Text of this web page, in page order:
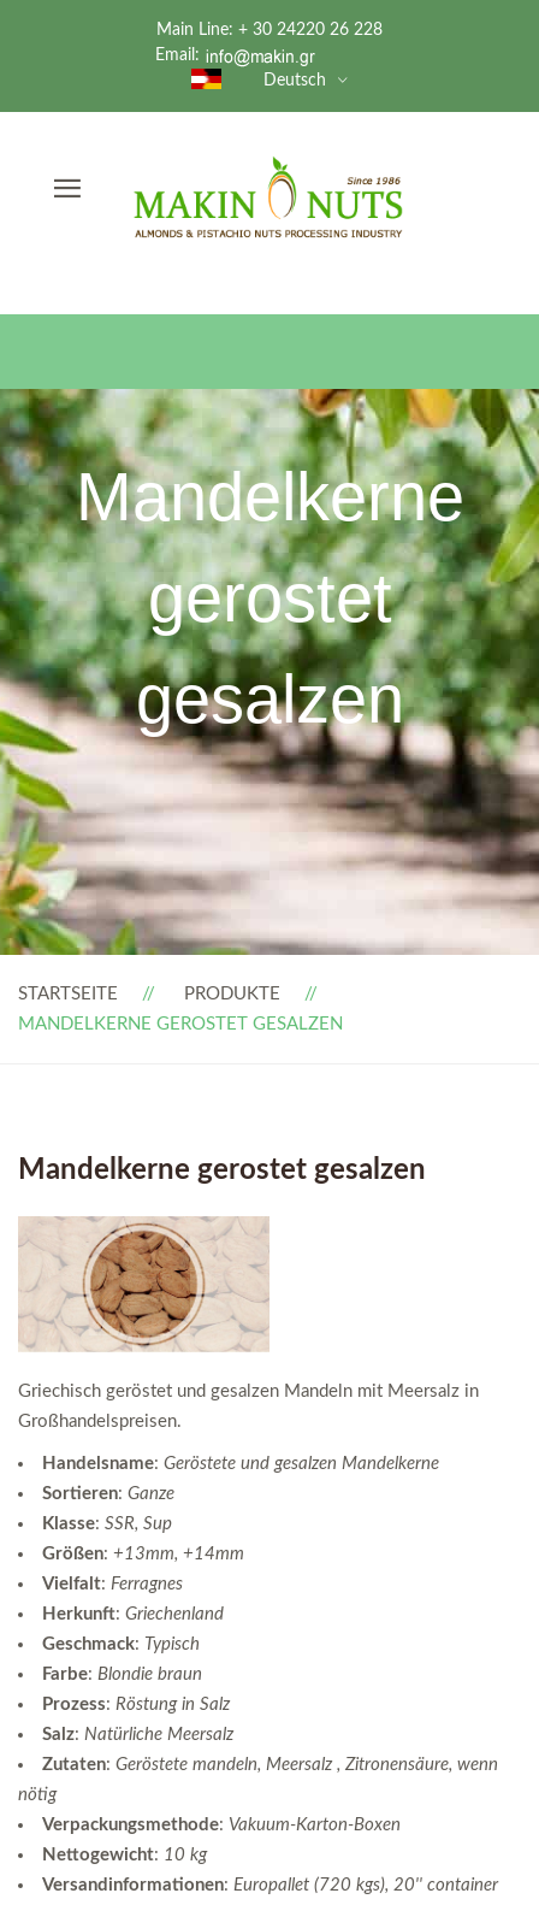
Main Line: + 30 24220 26 228
Email:
Deutsch
Mandelkerne
gerostet
gesalzen
STARTSEITE
PRODUKTE
MANDELKERNE GEROSTET GESALZEN
Mandelkerne gerostet gesalzen
Griechisch geröstet und gesalzen Mandeln mit Meersalz in
Großhandelspreisen.
Handelsname: Geröstete und gesalzen Mandelkerne
Sortieren: Ganze
Klasse: SSR, Sup
Größen: +13mm, +14mm
Vielfalt: Ferragnes
Herkunft: Griechenland
Geschmack: Typisch
Farbe: Blondie braun
Prozess: Röstung in Salz
Salz: Natürliche Meersalz
Zutaten: Geröstete mandeln, Meersalz , Zitronensäure, wenn
nötig
Verpackungsmethode: Vakuum-Karton-Boxen
Nettogewicht: 10 kg
Versandinformationen: Europallet (720 kgs), 20'' container